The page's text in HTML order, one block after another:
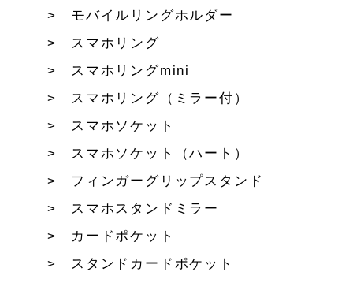
モバイルリングホルダー
スマホリング
スマホリングmini
スマホリング（ミラー付）
スマホソケット
スマホソケット（ハート）
フィンガーグリップスタンド
スマホスタンドミラー
カードポケット
スタンドカードポケット